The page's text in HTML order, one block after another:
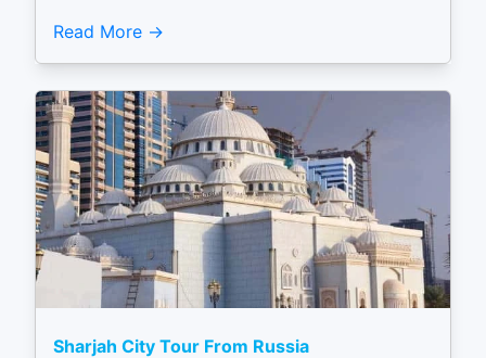
Read More
Sharjah City Tour From Russia